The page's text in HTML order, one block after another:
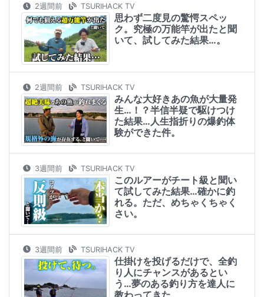
2週間前 TSURIHACK TV
思わず二度見の驚愕スペッ
ク。究極の万能竿が出たと聞
いて、試してみた結果…。
2週間前 TSURIHACK TV
みんな大好きあの魚が大量発
生…！？半信半疑で駆けつけ
た結果…人生指折りの爆釣体
験ができた件。
3週間前 TSURIHACK TV
このルアーがチート級と聞い
て試してみた結果…確かに釣
れる。ただ、めちゃくちゃく
さい。
3週間前 TSURIHACK TV
仕掛けを投げるだけで、全釣
り人にチャンスがあるとい
う…夢のある釣り方を達人に
教わってきた